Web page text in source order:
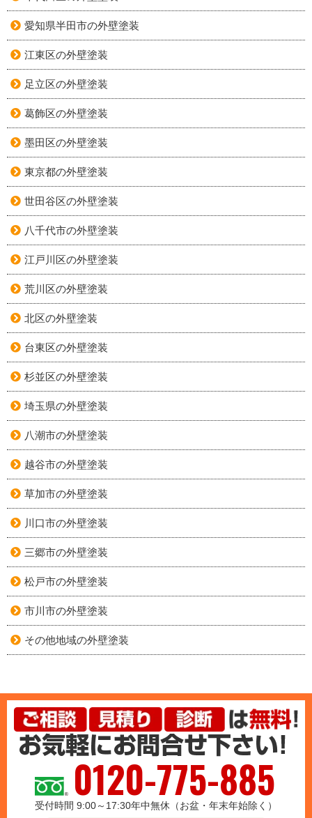
愛知県半田市の外壁塗装
江東区の外壁塗装
足立区の外壁塗装
葛飾区の外壁塗装
墨田区の外壁塗装
東京都の外壁塗装
世田谷区の外壁塗装
八千代市の外壁塗装
江戸川区の外壁塗装
荒川区の外壁塗装
北区の外壁塗装
台東区の外壁塗装
杉並区の外壁塗装
埼玉県の外壁塗装
八潮市の外壁塗装
越谷市の外壁塗装
草加市の外壁塗装
川口市の外壁塗装
三郷市の外壁塗装
松戸市の外壁塗装
市川市の外壁塗装
その他地域の外壁塗装
0120-775-885
受付時間 9:00～17:30年中無休（お盆・年末年始除く）